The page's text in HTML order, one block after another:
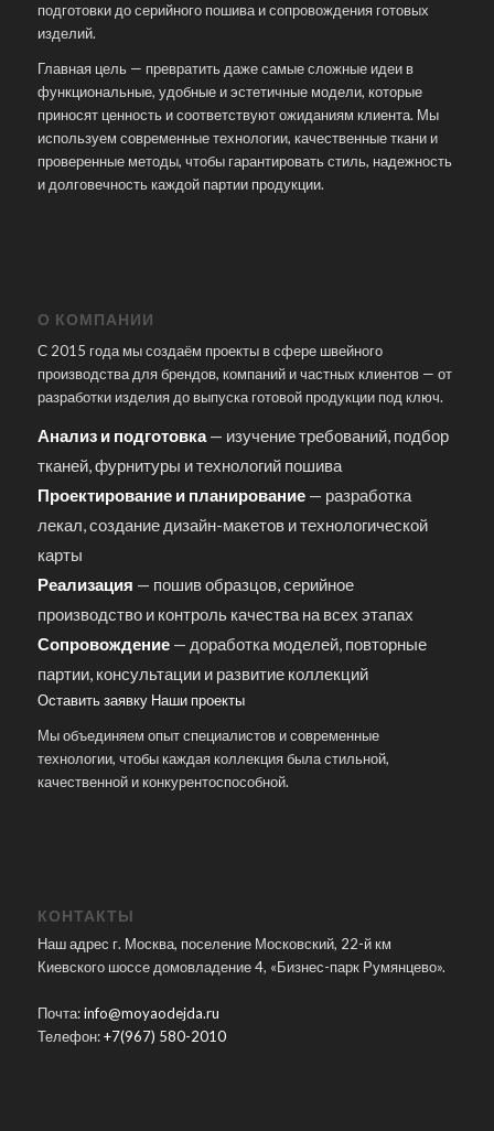
подготовки до серийного пошива и сопровождения готовых
изделий.
Главная цель — превратить даже самые сложные идеи в
функциональные, удобные и эстетичные модели, которые
приносят ценность и соответствуют ожиданиям клиента. Мы
используем современные технологии, качественные ткани и
проверенные методы, чтобы гарантировать стиль, надежность
и долговечность каждой партии продукции.
О КОМПАНИИ
С 2015 года мы создаём проекты в сфере швейного
производства для брендов, компаний и частных клиентов — от
разработки изделия до выпуска готовой продукции под ключ.
Анализ и подготовка— изучение требований, подбор
тканей, фурнитуры и технологий пошива
Проектирование и планирование— разработка
лекал, создание дизайн-макетов и технологической
карты
Реализация — пошив образцов, серийное
производство и контроль качества на всех этапах
Сопровождение— доработка моделей, повторные
партии, консультации и развитие коллекций
Оставить заявку Наши проекты
Мы объединяем опыт специалистов и современные
технологии, чтобы каждая коллекция была стильной,
качественной и конкурентоспособной.
КОНТАКТЫ
Наш адрес г. Москва, поселение Московский, 22-й км
Киевского шоссе домовладение 4, «Бизнес-парк Румянцево».
Почта:info@moyaodejda.ru
Телефон:+7(967) 580-2010